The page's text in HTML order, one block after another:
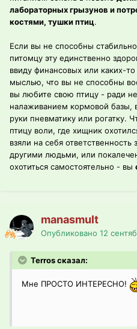
лабораторных грызунов и
костями, тушки птиц.
Если вы не способны
питомцу эту единственно
ввиду финансовых или каких-
мыслью, что вы не способны
вы любите свою птицу - ради
налаживанием кормовой базы,
руки пневматику или рогатку.
птицу воли, где хищник
взяли на себя
другими людьми, или
охотиться самостоятельно - вы
manasmult
Опубликовано 12
Terros сказал:
Мне ПРОСТО ИНТЕРЕСНО!